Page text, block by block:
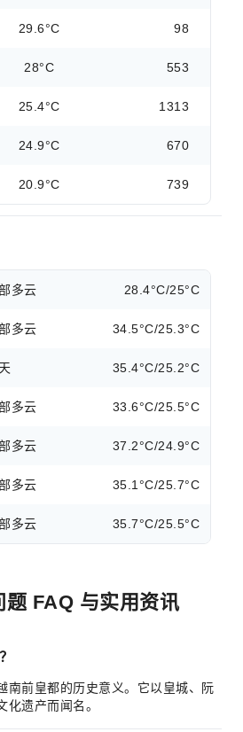
29.6°C 98
28°C 553
25.4°C 1313
24.9°C 670
20.9°C 739
多云 28.4°C/25°C
多云 34.5°C/25.3°C
35.4°C/25.2°C
多云 33.6°C/25.5°C
多云 37.2°C/24.9°C
多云 35.1°C/25.7°C
多云 35.7°C/25.5°C
题 FAQ 与实用资讯
南前皇都的历史意义。它以皇城、阮
遗产而闻名。